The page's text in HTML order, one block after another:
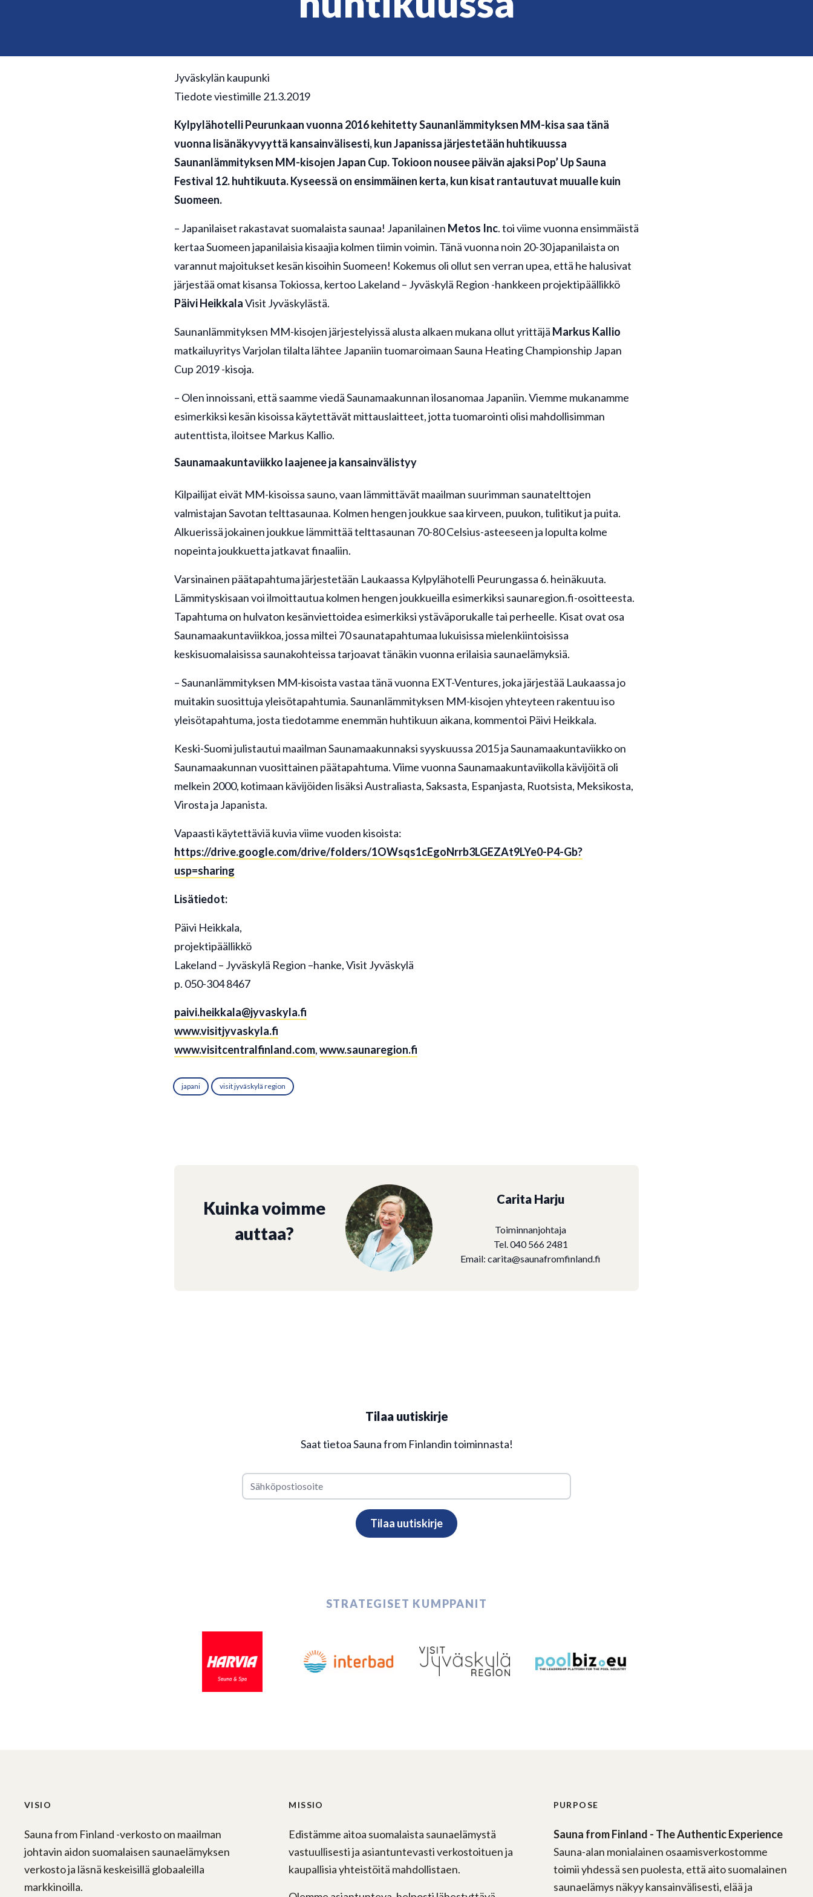
Jyväskylän kaupunki
Tiedote viestimille 21.3.2019
Kylpylähotelli Peurunkaan vuonna 2016 kehitetty Saunanlämmityksen MM-kisa saa tänä
vuonna lisänäkyvyyttä kansainvälisesti, kun Japanissa järjestetään huhtikuussa
Saunanlämmityksen MM-kisojen Japan Cup. Tokioon nousee päivän ajaksi Pop’ Up Sauna
Festival 12. huhtikuuta. Kyseessä on ensimmäinen kerta, kun kisat rantautuvat muualle kuin
Suomeen.
– Japanilaiset rakastavat suomalaista saunaa! Japanilainen Metos Inc. toi viime vuonna ensimmäistä
kertaa Suomeen japanilaisia kisaajia kolmen tiimin voimin. Tänä vuonna noin 20-30 japanilaista on
varannut majoitukset kesän kisoihin Suomeen! Kokemus oli ollut sen verran upea, että he halusivat
järjestää omat kisansa Tokiossa, kertoo Lakeland – Jyväskylä Region -hankkeen projektipäällikkö
Päivi HeikkalaVisit Jyväskylästä.
Saunanlämmityksen MM-kisojen järjestelyissä alusta alkaen mukana ollut yrittäjä Markus Kallio
matkailuyritys Varjolan tilalta lähtee Japaniin tuomaroimaan Sauna Heating Championship Japan
Cup 2019 -kisoja.
– Olen innoissani, että saamme viedä Saunamaakunnan ilosanomaa Japaniin. Viemme mukanamme
esimerkiksi kesän kisoissa käytettävät mittauslaitteet, jotta tuomarointi olisi mahdollisimman
autenttista, iloitsee Markus Kallio.
Saunamaakuntaviikko laajenee ja kansainvälistyy
Kilpailijat eivät MM-kisoissa sauno, vaan lämmittävät maailman suurimman saunatelttojen
valmistajan Savotan telttasaunaa. Kolmen hengen joukkue saa kirveen, puukon, tulitikut ja puita.
Alkuerissä jokainen joukkue lämmittää telttasaunan 70-80 Celsius-asteeseen ja lopulta kolme
nopeinta joukkuetta jatkavat finaaliin.
Varsinainen päätapahtuma järjestetään Laukaassa Kylpylähotelli Peurungassa 6. heinäkuuta.
Lämmityskisaan voi ilmoittautua kolmen hengen joukkueilla esimerkiksi saunaregion.fi-osoitteesta.
Tapahtuma on hulvaton kesänviettoidea esimerkiksi ystäväporukalle tai perheelle. Kisat ovat osa
Saunamaakuntaviikkoa, jossa miltei 70 saunatapahtumaa lukuisissa mielenkiintoisissa
keskisuomalaisissa saunakohteissa tarjoavat tänäkin vuonna erilaisia saunaelämyksiä.
– Saunanlämmityksen MM-kisoista vastaa tänä vuonna EXT-Ventures, joka järjestää Laukaassa jo
muitakin suosittuja yleisötapahtumia. Saunanlämmityksen MM-kisojen yhteyteen rakentuu iso
yleisötapahtuma, josta tiedotamme enemmän huhtikuun aikana, kommentoi Päivi Heikkala.
Keski-Suomi julistautui maailman Saunamaakunnaksi syyskuussa 2015 ja Saunamaakuntaviikko on
Saunamaakunnan vuosittainen päätapahtuma. Viime vuonna Saunamaakuntaviikolla kävijöitä oli
melkein 2000, kotimaan kävijöiden lisäksi Australiasta, Saksasta, Espanjasta, Ruotsista, Meksikosta,
Virosta ja Japanista.
Vapaasti käytettäviä kuvia viime vuoden kisoista:
https://drive.google.com/drive/folders/1OWsqs1cEgoNrrb3LGEZAt9LYe0-P4-Gb?
usp=sharing
Lisätiedot:
Päivi Heikkala,
projektipäällikkö
Lakeland – Jyväskylä Region –hanke, Visit Jyväskylä
p. 050-304 8467
paivi.heikkala@jyvaskyla.fi
www.visitjyvaskyla.fi
www.visitcentralfinland.com,www.saunaregion.fi
japani visit jyväskylä region
Kuinka voimme
auttaa?
Carita Harju
Toiminnanjohtaja
Tel. 040 566 2481
Email:carita@saunafromfinland.fi
Tilaa uutiskirje
Saat tietoa Sauna from Finlandin toiminnasta!
STRATEGISET KUMPPANIT
VISIO
Sauna from Finland -verkosto on maailman
johtavin aidon suomalaisen saunaelämyksen
verkosto ja läsnä keskeisillä globaaleilla
markkinoilla.
MISSIO
Edistämme aitoa suomalaista saunaelämystä
vastuullisesti ja asiantuntevasti verkostoituen ja
kaupallisia yhteistöitä mahdollistaen.
PURPOSE
Sauna from Finland - The Authentic Experience
Sauna-alan monialainen osaamisverkostomme
toimii yhdessä sen puolesta, että aito suomalainen
saunaelämys näkyy kansainvälisesti, elää ja